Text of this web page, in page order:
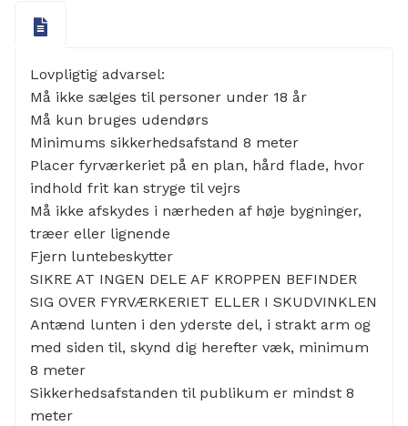
Lovpligtig advarsel:
Må ikke sælges til personer under 18 år
Må kun bruges udendørs
Minimums sikkerhedsafstand 8 meter
Placer fyrværkeriet på en plan, hård flade, hvor
indhold frit kan stryge til vejrs
Må ikke afskydes i nærheden af høje bygninger,
træer eller lignende
Fjern luntebeskytter
SIKRE AT INGEN DELE AF KROPPEN BEFINDER
SIG OVER FYRVÆRKERIET ELLER I SKUDVINKLEN
Antænd lunten i den yderste del, i strakt arm og
med siden til, skynd dig herefter væk, minimum
8 meter
Sikkerhedsafstanden til publikum er mindst 8
meter